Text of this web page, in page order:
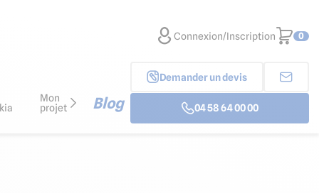
Blog
Mon
projet
Demander un devis
04 58 64 00 00
Connexion/Inscription 0